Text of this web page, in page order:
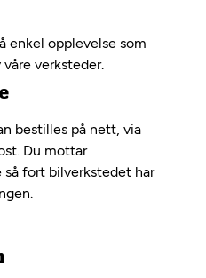
enkel opplevelse som
verksteder.
bestilles på nett, via
Du mottar
fort bilverkstedet har